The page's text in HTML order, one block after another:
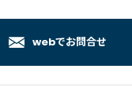
webでお問合せ